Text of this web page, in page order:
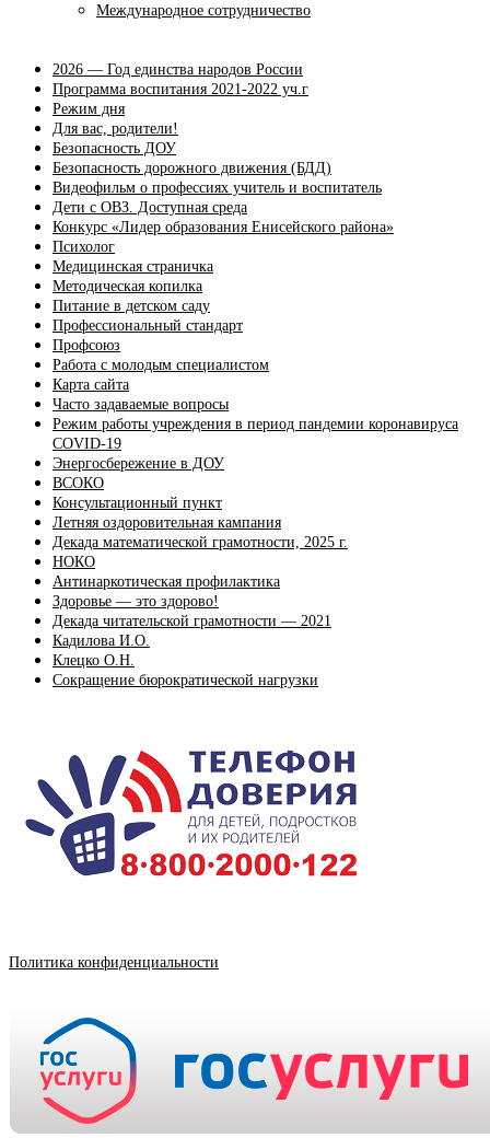
Международное сотрудничество
2026 — Год единства народов России
Программа воспитания 2021-2022 уч.г
Режим дня
Для вас, родители!
Безопасность ДОУ
Безопасность дорожного движения (БДД)
Видеофильм о профессиях учитель и воспитатель
Дети с ОВЗ. Доступная среда
Конкурс «Лидер образования Енисейского района»
Психолог
Медицинская страничка
Методическая копилка
Питание в детском саду
Профессиональный стандарт
Профсоюз
Работа с молодым специалистом
Карта сайта
Часто задаваемые вопросы
Режим работы учреждения в период пандемии коронавируса
COVID-19
Энергосбережение в ДОУ
ВСОКО
Консультационный пункт
Летняя оздоровительная кампания
Декада математической грамотности, 2025 г.
НОКО
Антинаркотическая профилактика
Здоровье — это здорово!
Декада читательской грамотности — 2021
Кадилова И.О.
Клецко О.Н.
Сокращение бюрократической нагрузки
Политика конфиденциальности